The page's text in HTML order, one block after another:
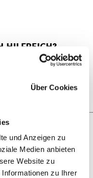
Über Cookies
und Anzeigen zu
Medien anbieten
Website zu
zu Ihrer
HILFREICH?